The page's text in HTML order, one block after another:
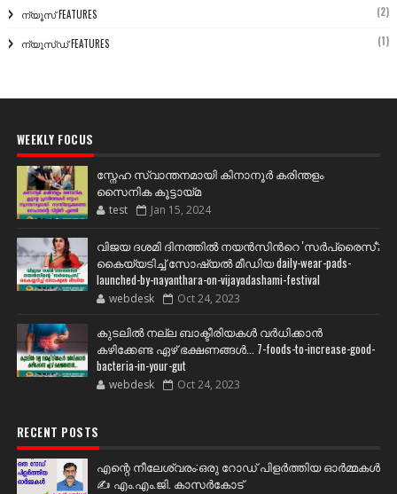
ന്യൂസ് FEATURES (2)
ന്യൂസ്ഡ് FEATURES (1)
WEEKLY FOCUS
സ്നേഹ സ്വാന്തനമായി കിനാനൂർ കരിന്തളം
സൈനിക കൂട്ടായ്മ
test Jan 15, 2024
വിജയ ദശമി ദിനത്തില്‍ നയന്‍സിന്‍റെ 'സര്‍പ്രൈസ്';
കൈയ്യടിച്ച് സോഷ്യല്‍ മീഡിയ daily-wear-pads-
launched-by-nayanthara-on-vijayadashami-festival
webdesk Oct 24, 2023
കുടലിൽ നല്ല ബാക്ടീരിയകൾ വര്‍ധിക്കാന്‍
കഴിക്കേണ്ട ഏഴ് ഭക്ഷണങ്ങള്‍... 7-foods-to-increase-good-
bacteria-in-your-gut
webdesk Oct 24, 2023
RECENT POSTS
എന്റെ നീലേശ്വരം:ഒരു റോഡ് പിളർത്തിയ ഓർമ്മകൾ
✍️ എം.എം.ജി. കാസർകോട്